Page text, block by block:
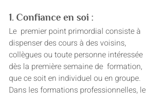
1. Confiance en soi :
Le  premier point primordial consiste à
dispenser des cours à des voisins,
collègues ou toute personne intéressée
dès la première semaine de  formation,
que ce soit en individuel ou en groupe.
Dans les formations professionnelles, le